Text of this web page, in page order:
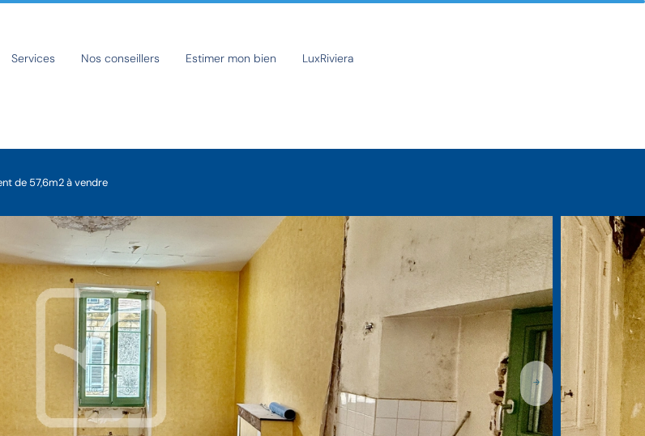
Services Nos conseillers Estimer mon bien LuxRiviera
de 57,6m2 à vendre